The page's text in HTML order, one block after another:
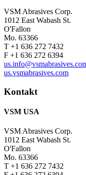
VSM Abrasives Corp.
1012 East Wabash St.
O'Fallon
Mo. 63366
T +1 636 272 7432
F +1 636 272 6394
us.vsmabrasives.com
Kontakt
VSM USA
VSM Abrasives Corp.
1012 East Wabash St.
O'Fallon
Mo. 63366
T +1 636 272 7432